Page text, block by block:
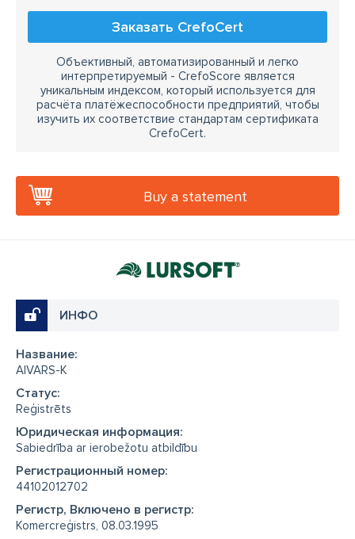
Заказать CrefoCert
Объективный, автоматизированный и легко
интерпретируемый - CrefoScore является
уникальным индексом, который используется для
расчёта платёжеспособности предприятий, чтобы
изучить их соответствие стандартам сертификата
CrefoCert.
Buy a statement
ИНФО
Название:
AIVARS-K
Cтатус:
Reģistrēts
Юридическая информация:
Sabiedrība ar ierobežotu atbildību
Регистрационный номер:
44102012702
Регистр, Включено в регистр:
Komercreģistrs, 08.03.1995